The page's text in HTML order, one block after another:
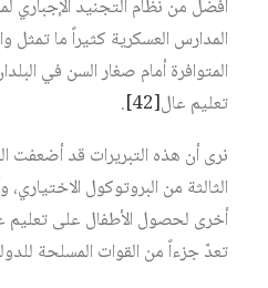
أفضل من نظام التجنيد الإجباري
المدارس العسكرية كثيراً ما تمثل
المتوافرة أمام صغار السن في
تعليم عال[42]
.
نرى أن هذه التبريرات قد أضعفت
الثالثة من البروتوكول
أخرى لحصول الأطفال على
تعدّ جزءاً من القوات المسلحة